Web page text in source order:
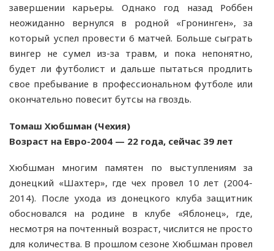
завершении карьеры. Однако год назад Роббен
неожиданно вернулся в родной «Гронинген», за
который успел провести 6 матчей. Больше сыграть
вингер не сумел из-за травм, и пока непонятно,
будет ли футболист и дальше пытаться продлить
свое пребывание в профессиональном футболе или
окончательно повесит бутсы на гвоздь.
Томаш Хюбшман (Чехия)
Возраст на Евро-2004 — 22 года, сейчас 39 лет
Хюбшман многим памятен по выступлениям за
донецкий «Шахтер», где чех провел 10 лет (2004-
2014). После ухода из донецкого клуба защитник
обосновался на родине в клубе «Яблонец», где,
несмотря на почтенный возраст, числится не просто
для количества. В прошлом сезоне Хюбшман провел